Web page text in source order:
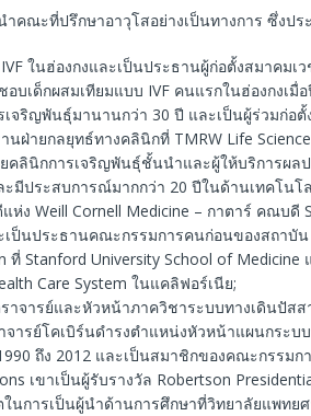
ำคณะที่ปรึกษาอาวุโสอย่างเป็นทางการ ซึ่งปร
IVF ในฮ่องกงและเป็นประธานผู้ก่อตั้งสมาคมเ
บเด็กผสมเทียมแบบ IVF คนแรกในฮ่องกงเมื่
จริญพันธุ์มานานกว่า 30 ปี และเป็นผู้ร่วมก่อตั้
นฝ่ายกลยุทธ์ทางคลินิกที่ TMRW Life
ยคลินิกการเจริญพันธุ์ชั้นนำและผู้ให้บริการผล
ะมีประสบการณ์มากกว่า 20 ปีในด้านเทคโนโ
ง Weill Cornell Medicine – กาตาร์ คณบดี
เป็นประธานคณะกรรมการคนก่อนของสถาบั
ที่ Stanford University School of Medicine
Care System ในแคลิฟอร์เนีย;
าจารย์และหัวหน้าภาควิชาระบบทางเดินปัสส
ารย์โคเบิร์นดำรงตำแหน่งหัวหน้าแผนกระบ
ถึง 2012 และเป็นสมาชิกของคณะกรรมก
เขาเป็นผู้รับรางวัล Robertson
นการเป็นผู้นำด้านการศึกษาที่วิทยาลัยแพทย